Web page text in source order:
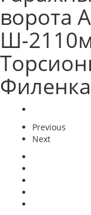
ворота
Ш-
Previous
Next